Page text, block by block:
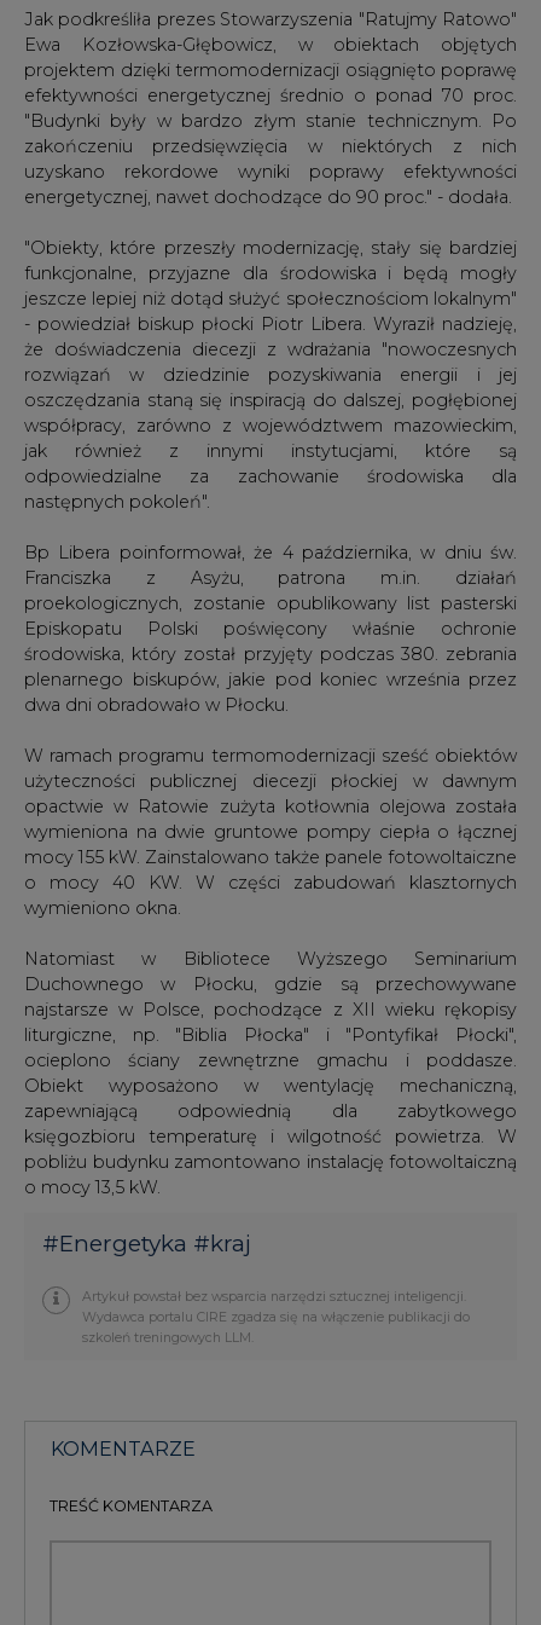
Jak podkreśliła prezes Stowarzyszenia "Ratujmy Ratowo"
Ewa Kozłowska-Głębowicz, w obiektach objętych
projektem dzięki termomodernizacji osiągnięto poprawę
efektywności energetycznej średnio o ponad 70 proc.
"Budynki były w bardzo złym stanie technicznym. Po
zakończeniu przedsięwzięcia w niektórych z nich
uzyskano rekordowe wyniki poprawy efektywności
energetycznej, nawet dochodzące do 90 proc." - dodała.
"Obiekty, które przeszły modernizację, stały się bardziej
funkcjonalne, przyjazne dla środowiska i będą mogły
jeszcze lepiej niż dotąd służyć społecznościom lokalnym"
- powiedział biskup płocki Piotr Libera. Wyraził nadzieję,
że doświadczenia diecezji z wdrażania "nowoczesnych
rozwiązań w dziedzinie pozyskiwania energii i jej
oszczędzania staną się inspiracją do dalszej, pogłębionej
współpracy, zarówno z województwem mazowieckim,
jak również z innymi instytucjami, które są
odpowiedzialne za zachowanie środowiska dla
następnych pokoleń".
Bp Libera poinformował, że 4 października, w dniu św.
Franciszka z Asyżu, patrona m.in. działań
proekologicznych, zostanie opublikowany list pasterski
Episkopatu Polski poświęcony właśnie ochronie
środowiska, który został przyjęty podczas 380. zebrania
plenarnego biskupów, jakie pod koniec września przez
dwa dni obradowało w Płocku.
W ramach programu termomodernizacji sześć obiektów
użyteczności publicznej diecezji płockiej w dawnym
opactwie w Ratowie zużyta kotłownia olejowa została
wymieniona na dwie gruntowe pompy ciepła o łącznej
mocy 155 kW. Zainstalowano także panele fotowoltaiczne
o mocy 40 KW. W części zabudowań klasztornych
wymieniono okna.
Natomiast w Bibliotece Wyższego Seminarium
Duchownego w Płocku, gdzie są przechowywane
najstarsze w Polsce, pochodzące z XII wieku rękopisy
liturgiczne, np. "Biblia Płocka" i "Pontyfikał Płocki",
ocieplono ściany zewnętrzne gmachu i poddasze.
Obiekt wyposażono w wentylację mechaniczną,
zapewniającą odpowiednią dla zabytkowego
księgozbioru temperaturę i wilgotność powietrza. W
pobliżu budynku zamontowano instalację fotowoltaiczną
o mocy 13,5 kW.
#Energetyka #kraj
Artykuł powstał bez wsparcia narzędzi sztucznej inteligencji.
Wydawca portalu CIRE zgadza się na włączenie publikacji do
szkoleń treningowych LLM.
KOMENTARZE
TREŚĆ KOMENTARZA